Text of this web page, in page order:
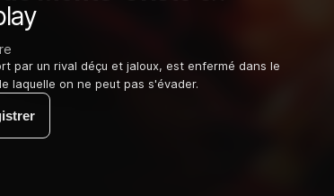
par un rival déçu et jaloux, est enfermé dans le
laquelle on ne peut pas s'évader.